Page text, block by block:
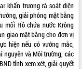
khẩn trương rà soát diện
giải phóng mặt bằng
mối Hồ chứa nước Krông
giao mặt bằng cho đơn vị
hiện nếu có vướng mắc,
nguyên và Môi trường, các
tỉnh xem xét, giải quyết